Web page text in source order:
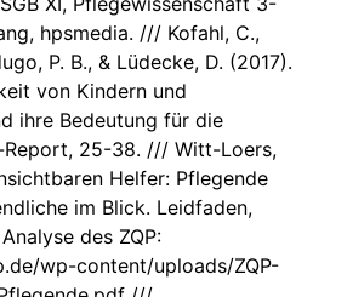
hpsmedia. /// Kofahl, C.,
P. B., & Lüdecke, D. (2017).
von Kindern und
ihre Bedeutung für die
Report, 25-38. /// Witt-Loers,
Helfer: Pflegende
im Blick. Leidfaden,
des ZQP:
wp-content/uploads/ZQP-